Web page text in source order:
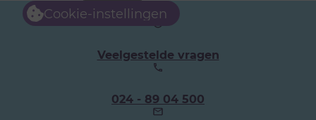
Cookie-instellingen
Veelgestelde vragen
Ons
telefoonnummer:
024 - 89 04 500